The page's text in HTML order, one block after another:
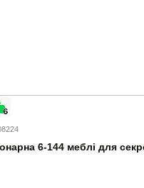
6-144 меблі для